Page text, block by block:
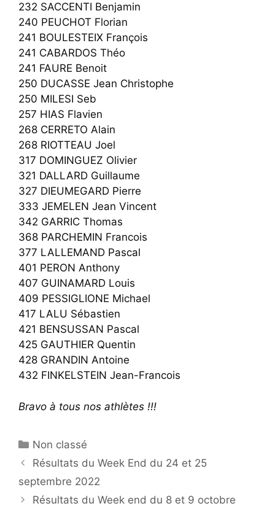
232 SACCENTI Benjamin
240 PEUCHOT Florian
241 BOULESTEIX François
241 CABARDOS Théo
241 FAURE Benoit
250 DUCASSE Jean Christophe
250 MILESI Seb
257 HIAS Flavien
268 CERRETO Alain
268 RIOTTEAU Joel
317 DOMINGUEZ Olivier
321 DALLARD Guillaume
327 DIEUMEGARD Pierre
333 JEMELEN Jean Vincent
342 GARRIC Thomas
368 PARCHEMIN Francois
377 LALLEMAND Pascal
401 PERON Anthony
407 GUINAMARD Louis
409 PESSIGLIONE Michael
417 LALU Sébastien
421 BENSUSSAN Pascal
425 GAUTHIER Quentin
428 GRANDIN Antoine
432 FINKELSTEIN Jean-Francois
Bravo à tous nos athlètes !!!
Catégories
Non classé
Résultats du Week End du 24 et 25
septembre 2022
Résultats du Week end du 8 et 9 octobre